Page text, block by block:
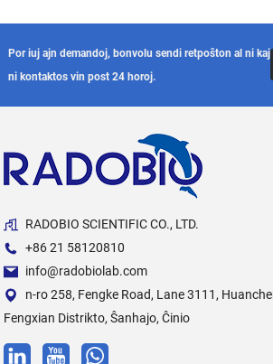
Por iuj ajn demandoj, bonvolu sendi retpoŝton al ni kaj
ni kontaktos vin post 24 horoj.
RADOBIO SCIENTIFIC CO., LTD.
+86 21 58120810
info@radobiolab.com
n-ro 258, Fengke Road, Lane 3111,
Fengxian Distrikto, Ŝanhajo, Ĉinio